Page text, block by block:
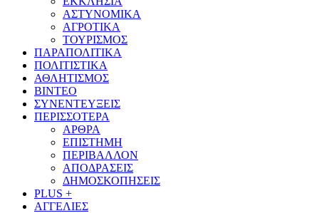
ΑΣΤΥΝΟΜΙΚΑ
ΑΓΡΟΤΙΚΑ
ΤΟΥΡΙΣΜΟΣ
ΠΑΡΑΠΟΛΙΤΙΚΑ
ΠΟΛΙΤΙΣΤΙΚΑ
ΑΘΛΗΤΙΣΜΟΣ
ΒΙΝΤΕΟ
ΣΥΝΕΝΤΕΥΞΕΙΣ
ΠΕΡΙΣΣΟΤΕΡΑ
ΑΡΘΡΑ
ΕΠΙΣΤΗΜΗ
ΠΕΡΙΒΑΛΛΟΝ
ΑΠΟΔΡΑΣΕΙΣ
ΔΗΜΟΣΚΟΠΗΣΕΙΣ
PLUS +
ΑΓΓΕΛΙΕΣ